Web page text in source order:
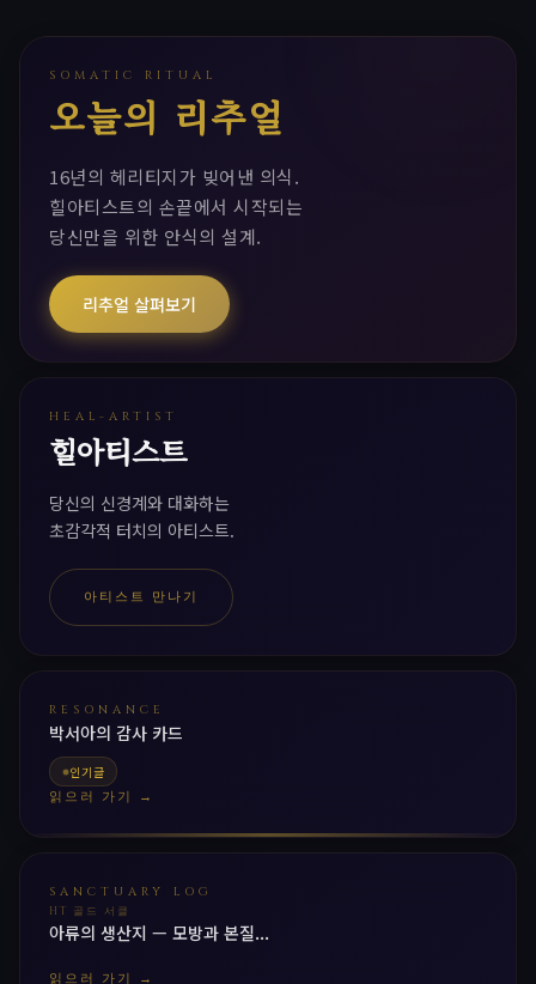
SOMATIC RITUAL
오늘의 리추얼
16년의 헤리티지가 빚어낸 의식.
힐아티스트의 손끝에서 시작되는
당신만을 위한 안식의 설계.
리추얼 살펴보기
HEAL-ARTIST
힐아티스트
당신의 신경계와 대화하는
초감각적 터치의 아티스트.
아티스트 만나기
RESONANCE
박서아의 감사 카드
인기글
읽으러 가기 →
SANCTUARY LOG
HT 골드 서클
아류의 생산지 — 모방과 본질...
읽으러 가기 →